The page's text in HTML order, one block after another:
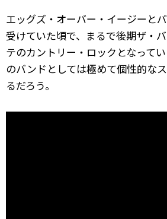
エッグズ・オーバー・イージーと
受けていた頃で、まるで後期ザ・
テのカントリー・ロックとなって
のバンドとしては極めて個性的な
るだろう。